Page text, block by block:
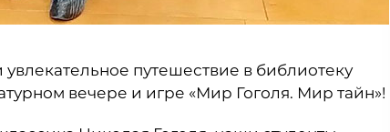
путешествие в библиотеку
вечере и игре «Мир Гоголя. Мир тайн»!